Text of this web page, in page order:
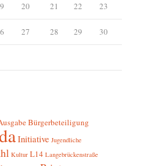
20 21 22 23
27 28 29 30
Bürgerbeteiligung
Initiative Jugendliche
Kultur L14 Langebrückenstraße